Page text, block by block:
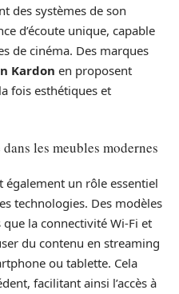
des systèmes de son
d’écoute unique, capable
de cinéma. Des marques
Kardon en proposent
fois esthétiques et
les meubles modernes
également un rôle essentiel
technologies. Des modèles
la connectivité Wi-Fi et
du contenu en streaming
ou tablette. Cela
facilitant ainsi l’accès à